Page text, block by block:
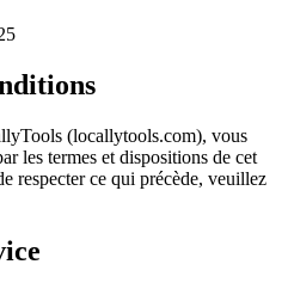
(locallytools.com), vous
les termes et dispositions de cet
respecter ce qui précède, veuillez